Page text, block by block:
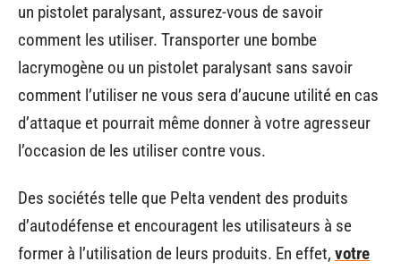
un pistolet paralysant, assurez-vous de savoir
comment les utiliser. Transporter une bombe
lacrymogène ou un pistolet paralysant sans savoir
comment l’utiliser ne vous sera d’aucune utilité en cas
d’attaque et pourrait même donner à votre agresseur
l’occasion de les utiliser contre vous.
Des sociétés telle que Pelta vendent des produits
d’autodéfense et encouragent les utilisateurs à se
former à l’utilisation de leurs produits. En effet, votre